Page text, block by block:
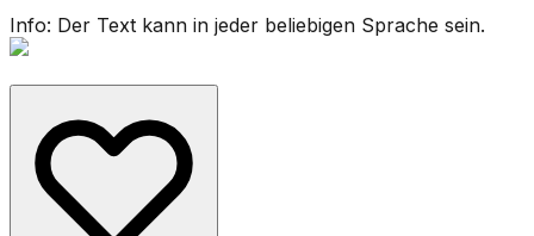
Info: Der Text kann in jeder beliebigen Sprache sein.